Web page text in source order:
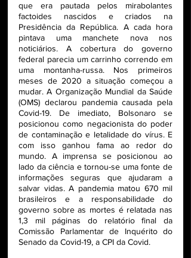
que era pautada pelos mirabolantes
factoides nascidos e criados na
Presidência da República. A cada hora
pintava uma manchete nova nos
noticiários. A cobertura do governo
federal parecia um carrinho correndo em
uma montanha-russa. Nos primeiros
meses de 2020 a situação começou a
mudar. A Organização Mundial da Saúde
(OMS) declarou pandemia causada pela
Covid-19. De imediato, Bolsonaro se
posicionou como negacionista do poder
de contaminação e letalidade do vírus. E
com isso ganhou fama ao redor do
mundo. A imprensa se posicionou ao
lado da ciência e tornou-se uma fonte de
informações seguras que ajudaram a
salvar vidas. A pandemia matou 670 mil
brasileiros e a responsabilidade do
governo sobre as mortes é relatada nas
1,3 mil páginas do relatório final da
Comissão Parlamentar de Inquérito do
Senado da Covid-19, a CPI da Covid.